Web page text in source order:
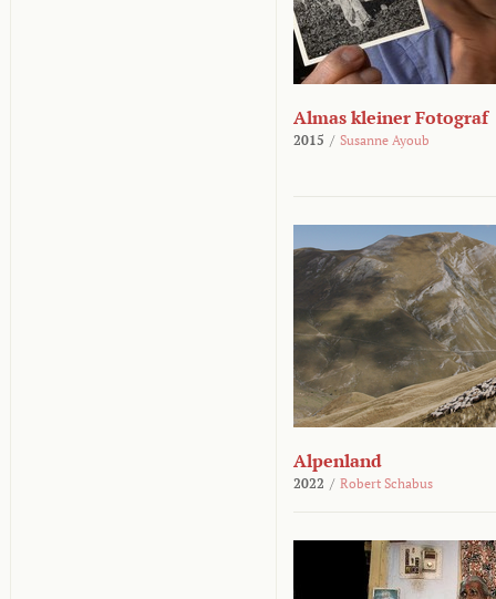
Almas kleiner Fotograf
2015 / Susanne Ayoub
Alpenland
2022 / Robert Schabus